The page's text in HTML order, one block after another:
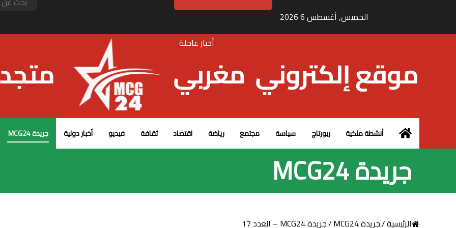
الخميس, أغسطس 6 2026
أخبار عاجلة
الرئيسية – MCG24أنشطة ملكية ربورتاج سياسة مجتمع رياضة اقتصاد ثقافة فيديو أخبار دولية جريدة MCG24
جريدة MCG24
الرئيسية/جريدة MCG24 /جريدة MCG24 – العدد 17